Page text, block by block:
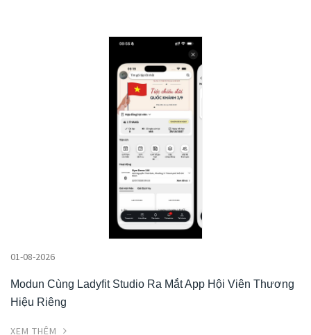
01-08-2026
Modun Cùng Ladyfit Studio Ra Mắt App Hội Viên Thương
Hiệu Riêng
XEM THÊM